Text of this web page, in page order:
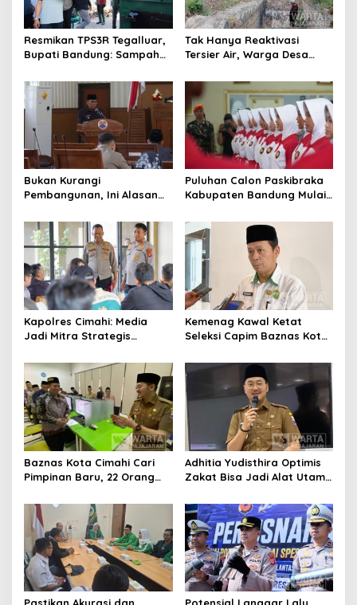
p
o
s
Resmikan TPS3R Tegalluar,
Bupati Bandung: Sampah
Pemerintah
Tak Hanya Reaktivasi
Tersier Air, Warga Desa
Alternatif di Padalarang
Bukan Kurangi
Pembangunan, Ini Alasan
Pengurangan Belanja
Daerah
Puluhan Calon Paskibraka
Kabupaten Bandung Mulai
Kapolres Cimahi: Media
Jadi Mitra Strategis
Publik
Kemenag Kawal Ketat
Seleksi Capim Baznas Kota
Komisioner Baznas
Berintegritas
Baznas Kota Cimahi Cari
Pimpinan Baru, 22 Orang
Adhitia Yudisthira Optimis
Zakat Bisa Jadi Alat Utama
Kota Cimahi